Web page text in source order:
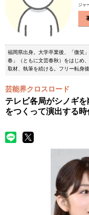
ジャ
福岡県出身。大学卒業後、「微笑
春」（ともに文芸春秋）をはじめ
取材、執筆を続ける。フリー転身
芸能界クロスロード
テレビ各局がシノギ
をつくって演出する